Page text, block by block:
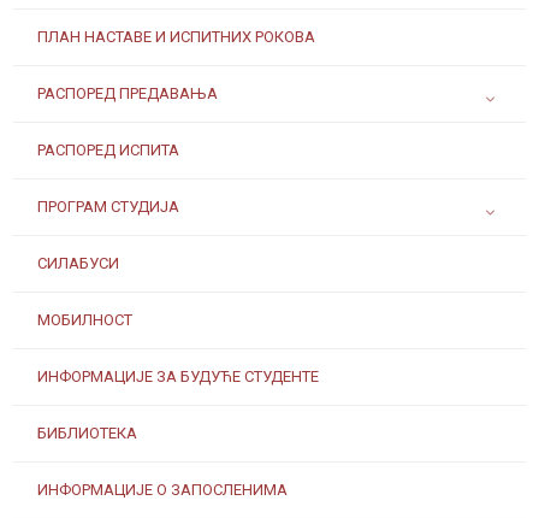
ПЛАН НАСТАВЕ И ИСПИТНИХ РОКОВА
РАСПОРЕД ПРЕДАВАЊА
РАСПОРЕД ИСПИТА
ПРОГРАМ СТУДИЈА
СИЛАБУСИ
МОБИЛНОСТ
ИНФОРМАЦИЈЕ ЗА БУДУЋЕ СТУДЕНТЕ
БИБЛИОТЕКА
ИНФОРМАЦИЈЕ О ЗАПОСЛЕНИМА